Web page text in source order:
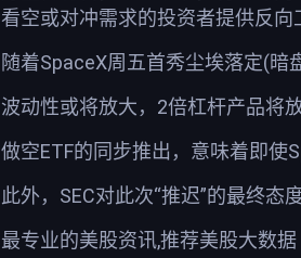
看空或对冲需求的投资者提供反向
随着SpaceX周五首秀尘埃落定(暗
波动性或将放大，2倍杠杆产品将
做空ETF的同步推出，意味着即使
此外，SEC对此次“推迟”的最终态
最专业的美股资讯,推荐美股大数据